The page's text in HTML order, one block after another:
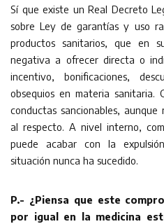
Sí que existe un Real Decreto
sobre Ley de garantías y uso
productos sanitarios, que en
negativa a ofrecer directa o
incentivo, bonificaciones,
obsequios en materia sanitaria.
conductas sancionables, aunque
al respecto. A nivel interno,
puede acabar con la
situación nunca ha sucedido.
P.- ¿Piensa que este
por igual en la medicina